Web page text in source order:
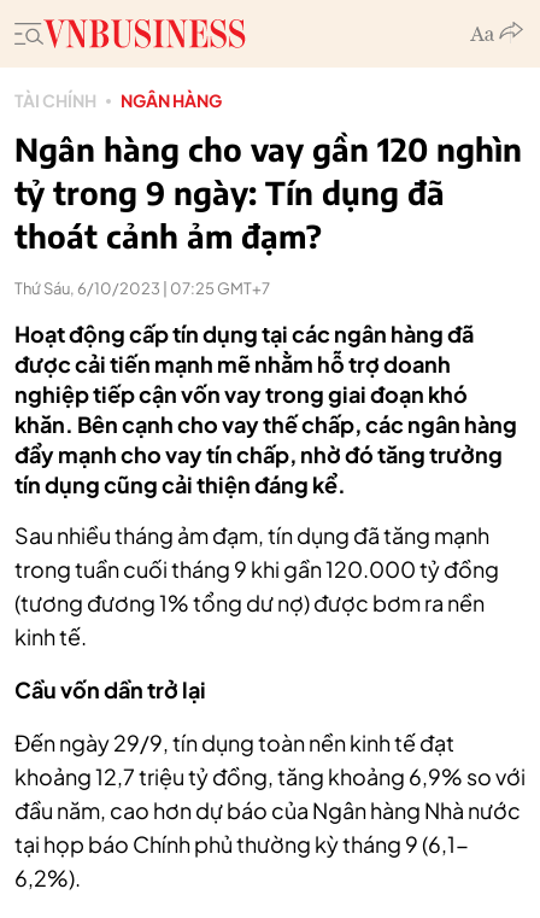
TÀI CHÍNH NGÂN HÀNG
Ngân hàng cho vay gần 120 nghìn
tỷ trong 9 ngày: Tín dụng đã
thoát cảnh ảm đạm?
Thứ Sáu, 6/10/2023 | 07:25 GMT+7
Hoạt động cấp tín dụng tại các ngân hàng đã
được cải tiến mạnh mẽ nhằm hỗ trợ doanh
nghiệp tiếp cận vốn vay trong giai đoạn khó
khăn. Bên cạnh cho vay thế chấp, các ngân hàng
đẩy mạnh cho vay tín chấp, nhờ đó tăng trưởng
tín dụng cũng cải thiện đáng kể.
Sau nhiều tháng ảm đạm, tín dụng đã tăng mạnh
trong tuần cuối tháng 9 khi gần 120.000 tỷ đồng
(tương đương 1% tổng dư nợ) được bơm ra nền
kinh tế.
Cầu vốn dần trở lại
Đến ngày 29/9, tín dụng toàn nền kinh tế đạt
khoảng 12,7 triệu tỷ đồng, tăng khoảng 6,9% so với
đầu năm, cao hơn dự báo của Ngân hàng Nhà nước
tại họp báo Chính phủ thường kỳ tháng 9 (6,1-
6,2%).